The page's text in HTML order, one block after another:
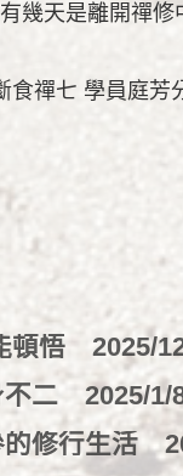
幾天是離開禪
禪七 學員庭芳
頓悟 2025/
不二2025/1/
的修行生活